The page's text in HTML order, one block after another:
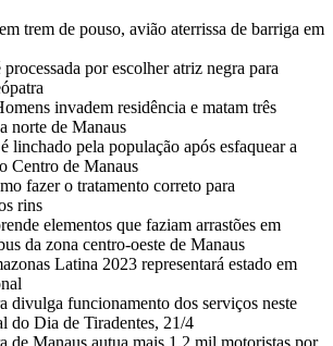
trem de pouso, avião aterrissa de barriga em
por escolher atriz negra para
invadem residência e matam três
norte de Manaus
linchado pela população após esfaquear a
Centro de Manaus
fazer o tratamento correto para
rins
elementos que faziam arrastões em
da zona centro-oeste de Manaus
Latina 2023 representará estado em
divulga funcionamento dos serviços neste
do Dia de Tiradentes, 21/4
de Manaus autua mais 1,2 mil motoristas por